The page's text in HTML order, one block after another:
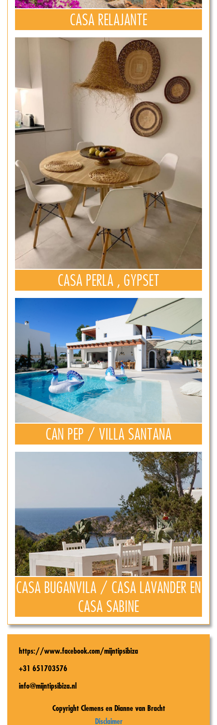
CASA RELAJANTE
CASA PERLA , GYPSET
CAN PEP / VILLA SANTANA
CASA BUGANVILA / CASA LAVANDER EN
CASA SABINE
https://www.facebook.com/mijntipsibiza
+31 651703576
info@mijntipsibiza.nl
Copyright Clemens en Dianne van Bracht
Disclaimer